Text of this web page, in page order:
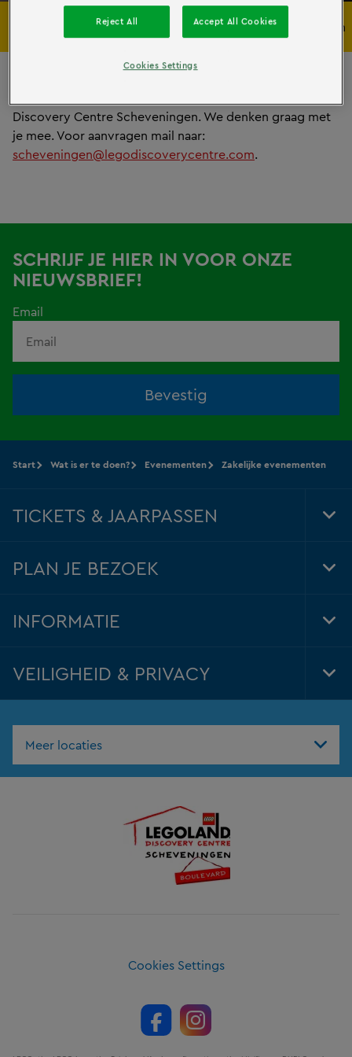
Bouwen Spelen Leren
Discovery Centre Scheveningen. We denken graag met
je mee. Voor aanvragen mail naar:
scheveningen@legodiscoverycentre.com.
SCHRIJF JE HIER IN VOOR ONZE
NIEUWSBRIEF!
Email
Bevestig
Meer locaties
Start Wat is er te doen? Evenementen Zakelijke evenementen
TICKETS & JAARPASSEN
PLAN JE BEZOEK
INFORMATIE
VEILIGHEID & PRIVACY
Cookies Settings
Reject All Accept All Cookies
Cookies Settings